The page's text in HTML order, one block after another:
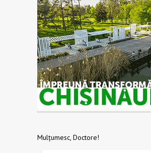
Mulțumesc, Doctore!